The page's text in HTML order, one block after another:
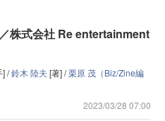
株式会社 Re entertainment
] /鈴木 陸夫 [著] /栗原 茂（Biz/Zine編
2023/03/28 07:00